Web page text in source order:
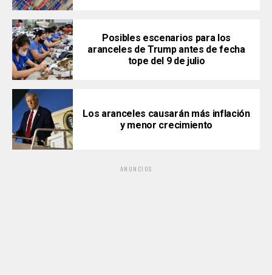
Posibles escenarios para los
aranceles de Trump antes de fecha
tope del 9 de julio
Los aranceles causarán más inflación
y menor crecimiento
ANUNCIOS